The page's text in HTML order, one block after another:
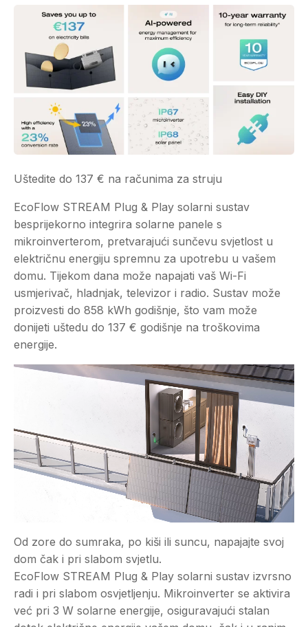
Uštedite do 137 € na računima za struju
EcoFlow STREAM Plug & Play solarni sustav
besprijekorno integrira solarne panele s
mikroinverterom, pretvarajući sunčevu svjetlost u
električnu energiju spremnu za upotrebu u vašem
domu. Tijekom dana može napajati vaš Wi-Fi
usmjerivač, hladnjak, televizor i radio. Sustav može
proizvesti do 858 kWh godišnje, što vam može
donijeti uštedu do 137 € godišnje na troškovima
energije.
Od zore do sumraka, po kiši ili suncu, napajajte svoj
dom čak i pri slabom svjetlu.
EcoFlow STREAM Plug & Play solarni sustav izvrsno
radi i pri slabom osvjetljenju. Mikroinverter se aktivira
već pri 3 W solarne energije, osiguravajući stalan